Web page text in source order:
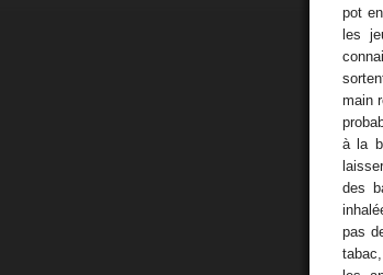
pot
les
main
à la
des
pas